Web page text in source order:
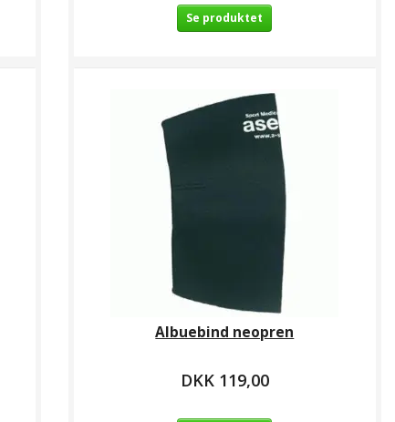
Se produktet
Albuebind neopren
DKK 119,00